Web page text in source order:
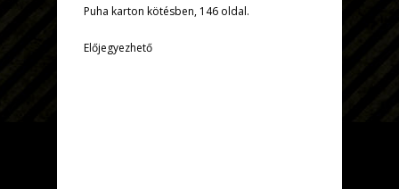
Puha karton kötésben, 146 oldal.
Előjegyezhető